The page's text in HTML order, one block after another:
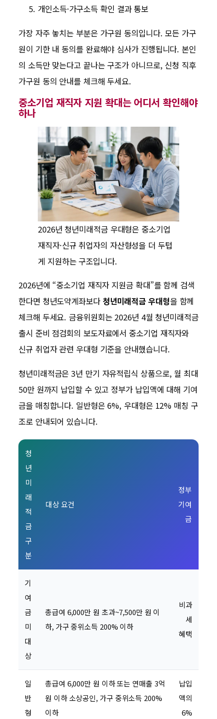
개인소득·가구소득 확인 결과 통보
가장 자주 놓치는 부분은 가구원 동의입니다. 모든 가구
원이 기한 내 동의를 완료해야 심사가 진행됩니다. 본인
의 소득만 맞는다고 끝나는 구조가 아니므로, 신청 직후
가구원 동의 안내를 체크해 두세요.
중소기업 재직자 지원 확대는 어디서 확인해야
하나
2026년 청년미래적금 우대형은 중소기업
재직자·신규 취업자의 자산형성을 더 두텁
게 지원하는 구조입니다.
2026년에 “중소기업 재직자 지원금 확대”를 함께 검색
한다면 청년도약계좌보다 청년미래적금 우대형을 함께
체크해 두세요. 금융위원회는 2026년 4월 청년미래적금
출시 준비 점검회의 보도자료에서 중소기업 재직자와
신규 취업자 관련 우대형 기준을 안내했습니다.
청년미래적금은 3년 만기 자유적립식 상품으로, 월 최대
50만 원까지 납입할 수 있고 정부가 납입액에 대해 기여
금을 매칭합니다. 일반형은 6%, 우대형은 12% 매칭 구
조로 안내되어 있습니다.
청
년
미
래
적
금
구
분
대상 요건
정부
기여
금
기
여
금
미
대
상
총급여 6,000만 원 초과~7,500만 원 이
하, 가구 중위소득 200% 이하
비과
세
혜택
일
반
형
총급여 6,000만 원 이하 또는 연매출 3억
원 이하 소상공인, 가구 중위소득 200%
이하
납입
액의
6%